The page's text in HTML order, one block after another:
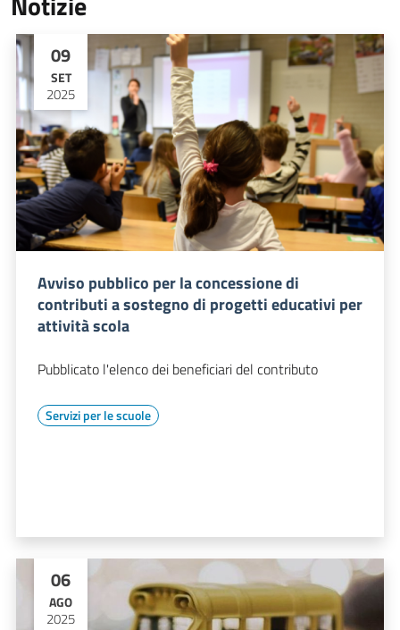
09
SET
2025
Avviso pubblico per la concessione di
contributi a sostegno di progetti educativi per
attività scola
Pubblicato l'elenco dei beneficiari del contributo
Servizi per le scuole
06
AGO
2025